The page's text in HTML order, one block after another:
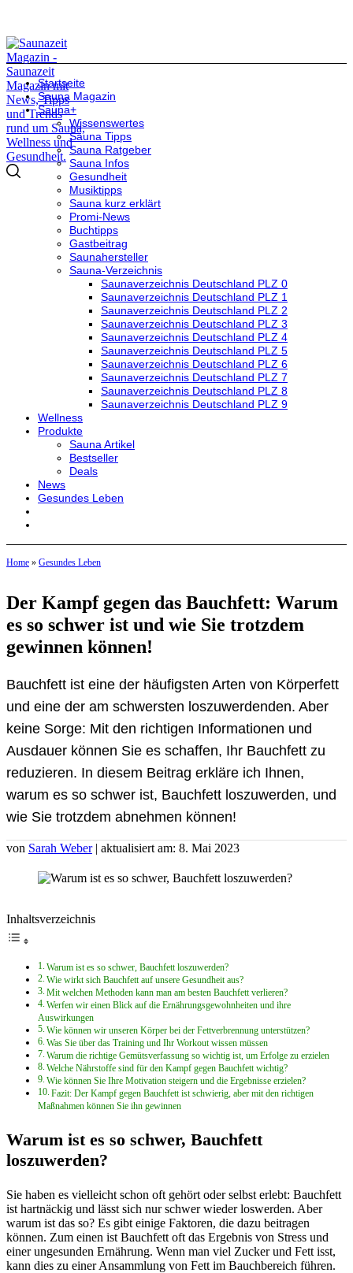
Startseite
Sauna Magazin
Sauna+
Wissenswertes
Sauna Tipps
Sauna Ratgeber
Sauna Infos
Gesundheit
Musiktipps
Sauna kurz erklärt
Promi-News
Buchtipps
Gastbeitrag
Saunahersteller
Sauna-Verzeichnis
Saunaverzeichnis Deutschland PLZ 0
Saunaverzeichnis Deutschland PLZ 1
Saunaverzeichnis Deutschland PLZ 2
Saunaverzeichnis Deutschland PLZ 3
Saunaverzeichnis Deutschland PLZ 4
Saunaverzeichnis Deutschland PLZ 5
Saunaverzeichnis Deutschland PLZ 6
Saunaverzeichnis Deutschland PLZ 7
Saunaverzeichnis Deutschland PLZ 8
Saunaverzeichnis Deutschland PLZ 9
Wellness
Produkte
Sauna Artikel
Bestseller
Deals
News
Gesundes Leben
Home » Gesundes Leben
Der Kampf gegen das Bauchfett: Warum
es so schwer ist und wie Sie trotzdem
gewinnen können!
Bauchfett ist eine der häufigsten Arten von Körperfett
und eine der am schwersten loszuwerdenden. Aber
keine Sorge: Mit den richtigen Informationen und
Ausdauer können Sie es schaffen, Ihr Bauchfett zu
reduzieren. In diesem Beitrag erkläre ich Ihnen,
warum es so schwer ist, Bauchfett loszuwerden, und
wie Sie trotzdem abnehmen können!
von Sarah Weber | aktualisiert am: 8. Mai 2023
Inhaltsverzeichnis
Warum ist es so schwer, Bauchfett loszuwerden?
Wie wirkt sich Bauchfett auf unsere Gesundheit aus?
Mit welchen Methoden kann man am besten Bauchfett verlieren?
Werfen wir einen Blick auf die Ernährungsgewohnheiten und ihre
Auswirkungen
Wie können wir unseren Körper bei der Fettverbrennung unterstützen?
Was Sie über das Training und Ihr Workout wissen müssen
Warum die richtige Gemütsverfassung so wichtig ist, um Erfolge zu erzielen
Welche Nährstoffe sind für den Kampf gegen Bauchfett wichtig?
Wie können Sie Ihre Motivation steigern und die Ergebnisse erzielen?
Fazit: Der Kampf gegen Bauchfett ist schwierig, aber mit den richtigen
Maßnahmen können Sie ihn gewinnen
Warum ist es so schwer, Bauchfett
loszuwerden?
Sie haben es vielleicht schon oft gehört oder selbst erlebt: Bauchfett
ist hartnäckig und lässt sich nur schwer wieder loswerden. Aber
warum ist das so? Es gibt einige Faktoren, die dazu beitragen
können. Zum einen ist Bauchfett oft das Ergebnis von Stress und
einer ungesunden Ernährung. Wenn man viel Zucker und Fett isst,
kann dies zu einer Ansammlung von Fett im Bauchbereich führen.